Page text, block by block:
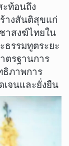
ท้อนถึง
างสันติสุขแก่
าสงฆ์ไทยใน
ธรรมทูตระยะ
ตรฐานการ
ธิภาพการ
จนและยั่งยืน